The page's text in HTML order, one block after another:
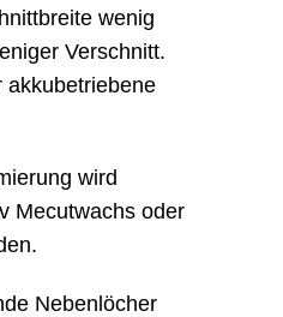
wenig
Verschnitt.
akkubetriebene
wird
Mecutwachs oder
Nebenlöcher